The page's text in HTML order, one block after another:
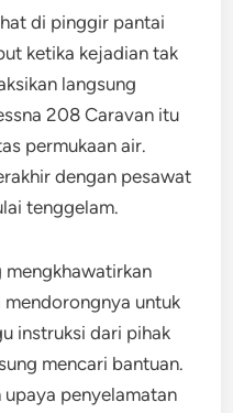
di pinggir pantai
ketika kejadian tak
langsung
208 Caravan itu
permukaan air.
dengan pesawat
tenggelam.
mengkhawatirkan
untuk
instruksi dari pihak
mencari bantuan.
penyelamatan